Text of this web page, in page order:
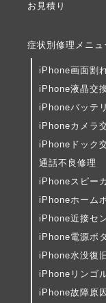
お見積り
症状別修理メニュ
iPhone画面割
iPhone液晶交
iPhoneバッテ
iPhoneカメラ
iPhoneドック
通話不良修理
iPhoneスピー
iPhoneホーム
iPhone近接セ
iPhone電源ボ
iPhone水没復
iPhoneリンゴ
iPhone故障原